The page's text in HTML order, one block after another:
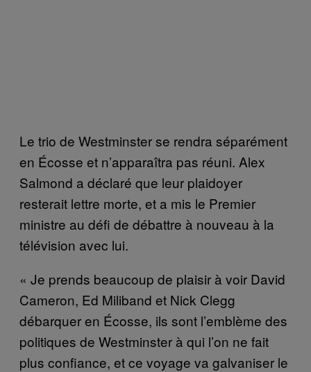
Le trio de Westminster se rendra séparément
en Écosse et n’apparaîtra pas réuni. Alex
Salmond a déclaré que leur plaidoyer
resterait lettre morte, et a mis le Premier
ministre au défi de débattre à nouveau à la
télévision avec lui.
« Je prends beaucoup de plaisir à voir David
Cameron, Ed Miliband et Nick Clegg
débarquer en Écosse, ils sont l’emblème des
politiques de Westminster à qui l’on ne fait
plus confiance, et ce voyage va galvaniser le